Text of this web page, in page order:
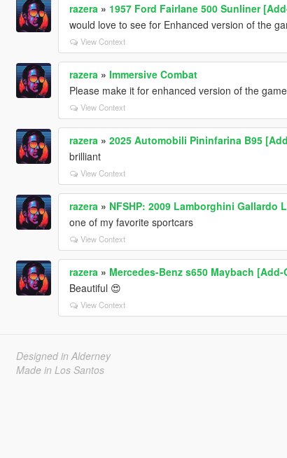
razera » 1957 Ford Fairlane 500 Sunliner
would love to see for Enhanced version of the
View Context
razera » Immersive Combat
Please make it for enhanced version of the game
View Context
razera » 2025 Automobili Pininfarina B95
brilliant
View Context
razera » NFSHP: 2009 Lamborghini Gallardo
one of my favorite sportcars
View Context
razera » Mercedes-Benz s650 Maybach [Add-
Beautiful 😍
View Context
Designed in Alderney
Made in Los Santos